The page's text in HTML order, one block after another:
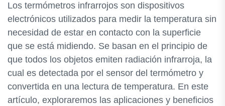
Los termómetros infrarrojos son dispositivos
electrónicos utilizados para medir la temperatura sin
necesidad de estar en contacto con la superficie
que se está midiendo. Se basan en el principio de
que todos los objetos emiten radiación infrarroja, la
cual es detectada por el sensor del termómetro y
convertida en una lectura de temperatura. En este
artículo, exploraremos las aplicaciones y beneficios